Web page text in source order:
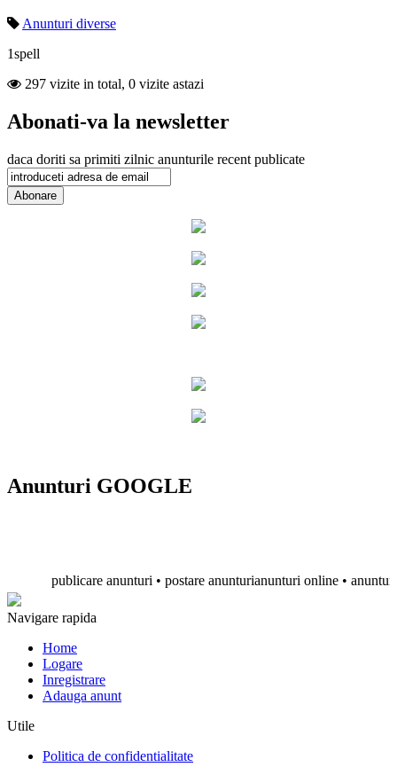
Anunturi diverse
1spell
297 vizite in total, 0 vizite astazi
Abonati-va la newsletter
daca doriti sa primiti zilnic anunturile recent publicate
Anunturi GOOGLE
publicare anunturi • postare anunturianunturi online • anunturi
Navigare rapida
Home
Logare
Inregistrare
Adauga anunt
Utile
Politica de confidentialitate